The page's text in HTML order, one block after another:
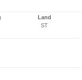
Land
ST